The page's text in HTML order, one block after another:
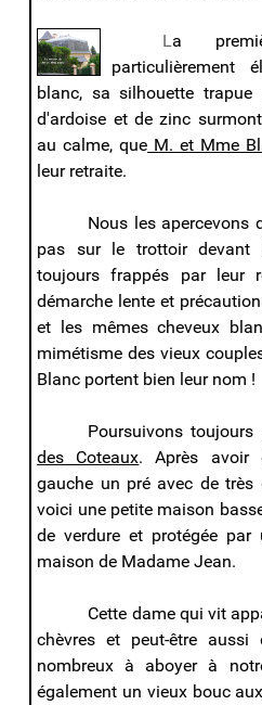
La
particulièrement
blanc, sa silhouette
d'ardoise et de zinc
au calme, que M. et Mme
leur retraite.
Nous les apercevons
pas sur le trottoir devant
toujours frappés par leur
démarche lente et
et les mêmes cheveux
mimétisme des vieux
Blanc portent bien leur nom !
Poursuivons
des Coteaux. Après avoir
gauche un pré avec de très
voici une petite maison
de verdure et protégée
maison de Madame Jean.
Cette dame qui vit
chèvres et peut-être
nombreux à aboyer à
également un vieux bouc